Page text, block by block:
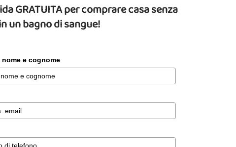
GRATUITA per comprare casa senza
un bagno di sangue!
e cognome